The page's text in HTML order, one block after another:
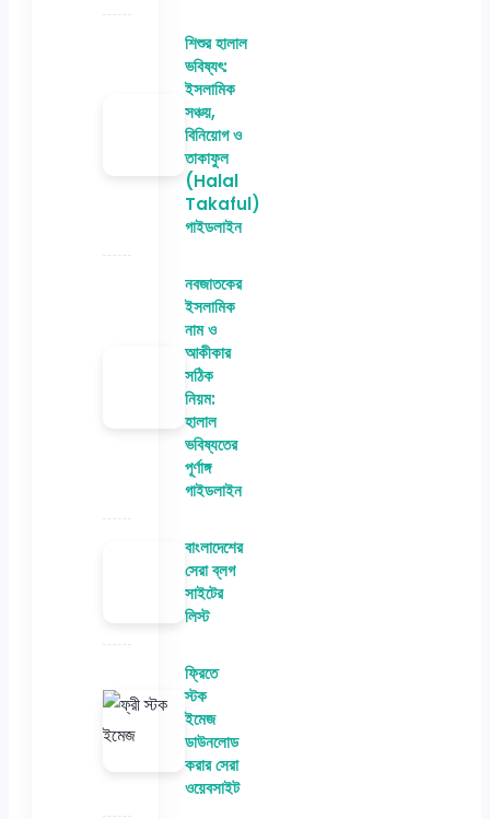
শিশুর হালাল
ভবিষ্যৎ:
ইসলামিক
সঞ্চয়,
বিনিয়োগ ও
তাকাফুল
(Halal
Takaful)
গাইডলাইন
নবজাতকের
ইসলামিক
নাম ও
আকীকার
সঠিক
নিয়ম:
হালাল
ভবিষ্যতের
পূর্ণাঙ্গ
গাইডলাইন
বাংলাদেশের
সেরা ব্লগ
সাইটের
লিস্ট
ফ্রিতে
স্টক
ইমেজ
ডাউনলোড
করার সেরা
ওয়েবসাইট